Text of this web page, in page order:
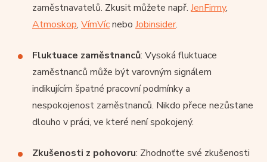
zaměstnavatelů. Zkusit můžete např. JenFirmy,
Atmoskop, VímVícnebo Jobinsider.
Fluktuace zaměstnanců: Vysoká fluktuace
zaměstnanců může být varovným signálem
indikujícím špatné pracovní podmínky a
nespokojenost zaměstnanců. Nikdo přece nezůstane
dlouho v práci, ve které není spokojený.
Zkušenosti z pohovoru: Zhodnoťte své zkušenosti